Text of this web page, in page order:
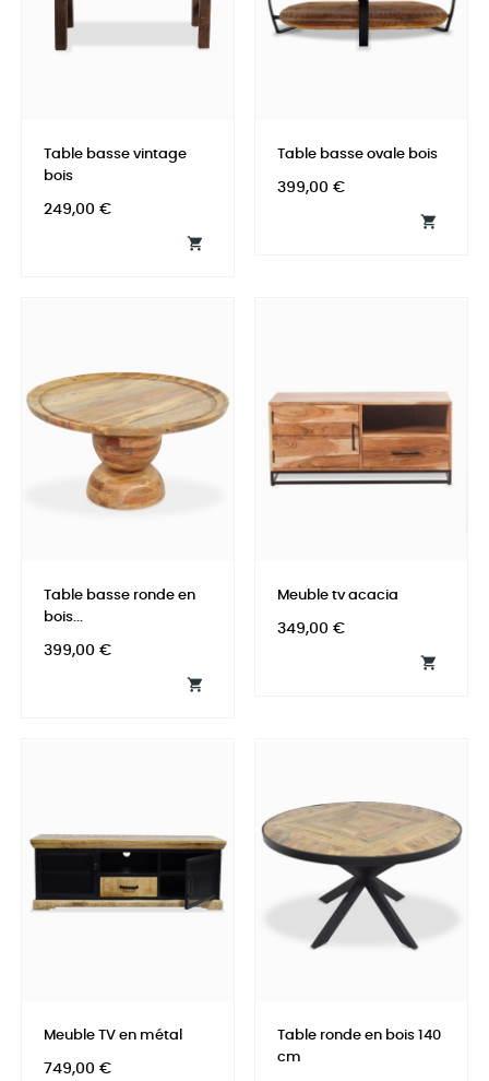
Table basse vintage
bois
Prix
249,00 €

Table basse ovale bois
Prix
399,00 €

Table basse ronde en
bois...
Prix
399,00 €

Meuble tv acacia
Prix
349,00 €

Meuble TV en métal
Prix
749,00 €
Table ronde en bois 140
cm